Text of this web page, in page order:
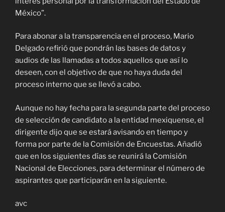
México”.
Para abonar a la transparencia en el proceso, Mario
Delgado refirió que pondrán las bases de datos y
audios de las llamadas a todos aquellos que así lo
deseen, con el objetivo de que no haya duda del
proceso interno que se llevó a cabo.
Aunque no hay fecha para la segunda parte del proceso
de selección de candidato a la entidad mexiquense, el
dirigente dijo que se estará avisando en tiempo y
forma por parte de la Comisión de Encuestas. Añadió
que en los siguientes días se reunirá la Comisión
Nacional de Elecciones, para determinar el número de
aspirantes que participarán en la siguiente.
avc